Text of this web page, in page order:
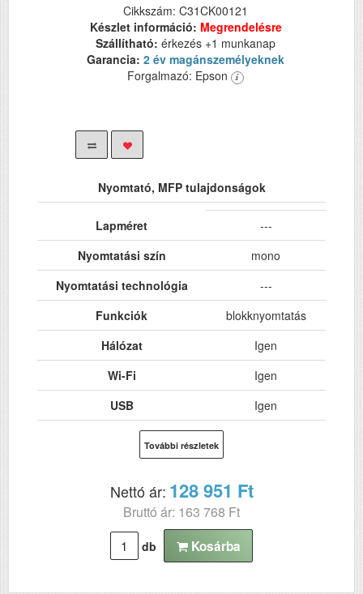
Cikkszám: C31CK00121
Készlet információ: Megrendelésre
Szállítható: érkezés +1 munkanap
Garancia: 2 év magánszemélyeknek
Forgalmazó: Epson
Nyomtató, MFP tulajdonságok
Lapméret
---
Nyomtatási szín
mono
Nyomtatási technológia
---
Funkciók
blokknyomtatás
Hálózat
Igen
Wi-Fi
Igen
USB
Igen
Kétoldalas, duplex
nyomtatás
lapolvasó)
DADF (automatikus
kétoldalas lapolvasás)
További részletek
Nettó ár: 128 951 Ft
Bruttó ár: 163 768 Ft
db Kosárba